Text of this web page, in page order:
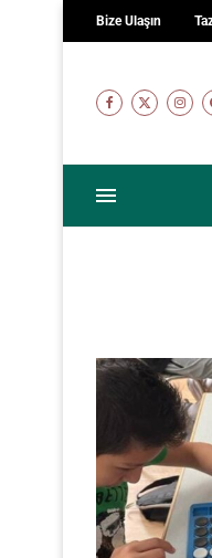
Bize Ulaşın